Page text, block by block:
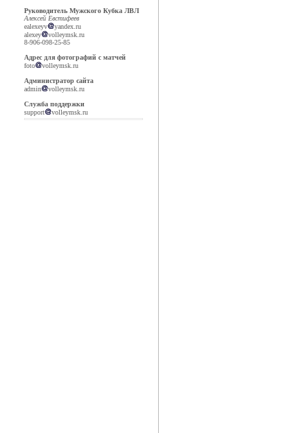
Руководитель Мужского Кубка ЛВЛ
Алексей Евстифеев
ealexeyv
yandex.ru
alexey
volleymsk.ru
8-906-098-25-85
Адрес для фотографий с матчей
foto
volleymsk.ru
Администратор сайта
admin
volleymsk.ru
Служба поддержки
support
volleymsk.ru